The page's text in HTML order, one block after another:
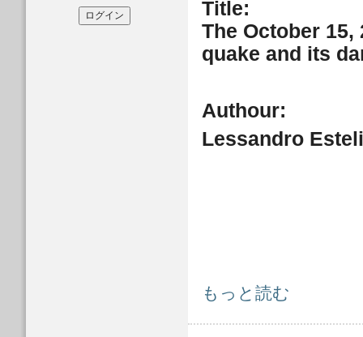
Title:
The October
quake and its
Authour:
Lessandro
The October 15, 2013 Bohol Island,
もっと読む